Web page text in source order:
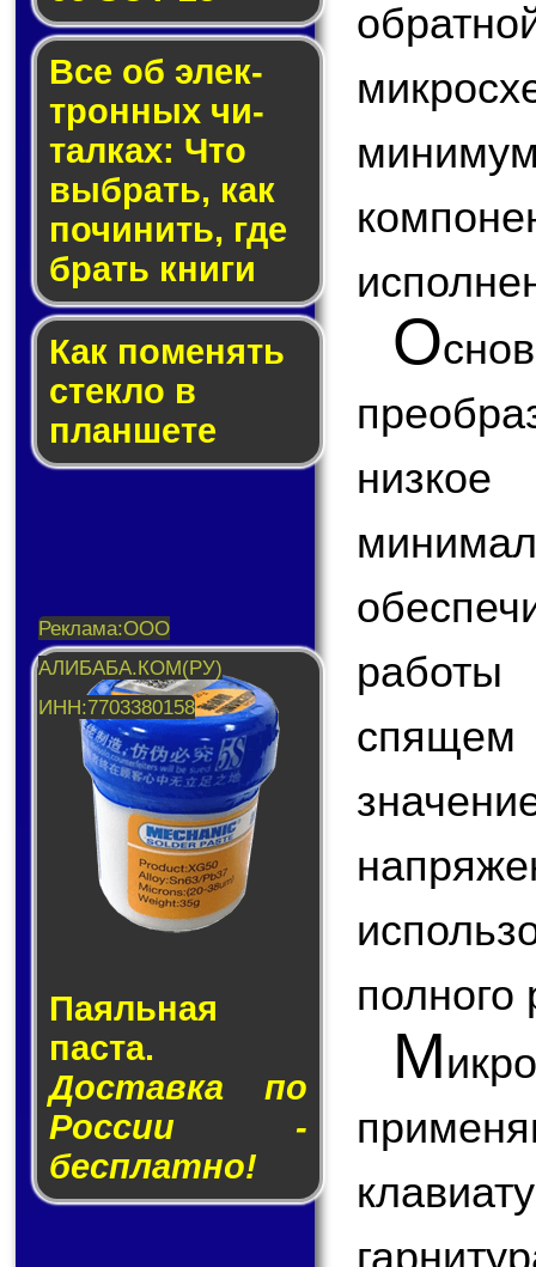
Все об элек­
трон­ных чи­
тал­ках: Что
выб­рать, как
по­чи­нить, где
брать кни­ги
Как по­ме­нять
стек­ло в
планшете
Паяльная
паста.
Доставка по
России -
бесплатно!
О
работы
полного
М